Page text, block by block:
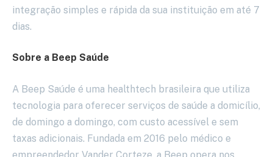
integração simples e rápida da sua instituição em até 7
dias.
Sobre a Beep Saúde
A Beep Saúde é uma healthtech brasileira que utiliza
tecnologia para oferecer serviços de saúde a domicílio,
de domingo a domingo, com custo acessível e sem
taxas adicionais. Fundada em 2016 pelo médico e